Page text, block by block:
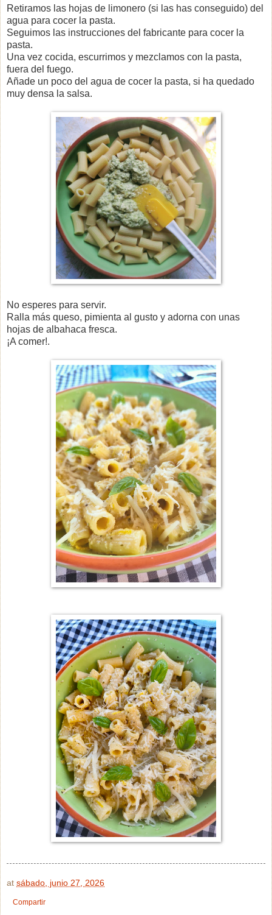
Retiramos las hojas de limonero (si las has conseguido) del
agua para cocer la pasta.
Seguimos las instrucciones del fabricante para cocer la
pasta.
Una vez cocida, escurrimos y mezclamos con la pasta,
fuera del fuego.
Añade un poco del agua de cocer la pasta, si ha quedado
muy densa la salsa.
No esperes para servir.
Ralla más queso, pimienta al gusto y adorna con unas
hojas de albahaca fresca.
¡A comer!.
at sábado, junio 27, 2026
Compartir